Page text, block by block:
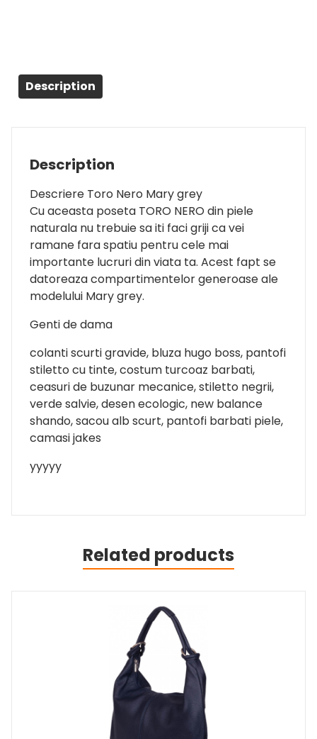
Description
Description
Descriere Toro Nero Mary grey
Cu aceasta poseta TORO NERO din piele
naturala nu trebuie sa iti faci griji ca vei
ramane fara spatiu pentru cele mai
importante lucruri din viata ta. Acest fapt se
datoreaza compartimentelor generoase ale
modelului Mary grey.
Genti de dama
colanti scurti gravide, bluza hugo boss, pantofi
stiletto cu tinte, costum turcoaz barbati,
ceasuri de buzunar mecanice, stiletto negrii,
verde salvie, desen ecologic, new balance
shando, sacou alb scurt, pantofi barbati piele,
camasi jakes
yyyyy
Related products